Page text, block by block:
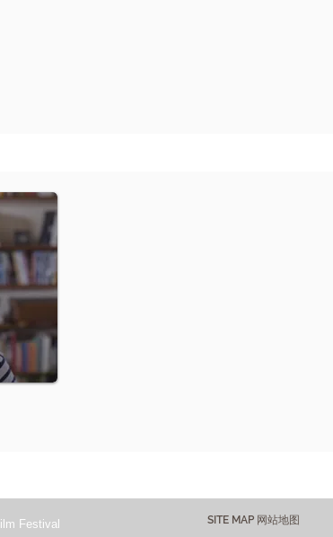
Festival SITE MAP 网站地图